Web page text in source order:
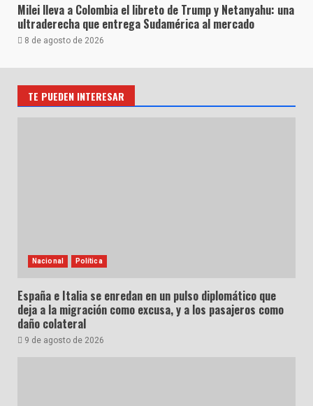
Milei lleva a Colombia el libreto de Trump y Netanyahu: una
ultraderecha que entrega Sudamérica al mercado
8 de agosto de 2026
TE PUEDEN INTERESAR
Nacional Política
España e Italia se enredan en un pulso diplomático que
deja a la migración como excusa, y a los pasajeros como
daño colateral
9 de agosto de 2026